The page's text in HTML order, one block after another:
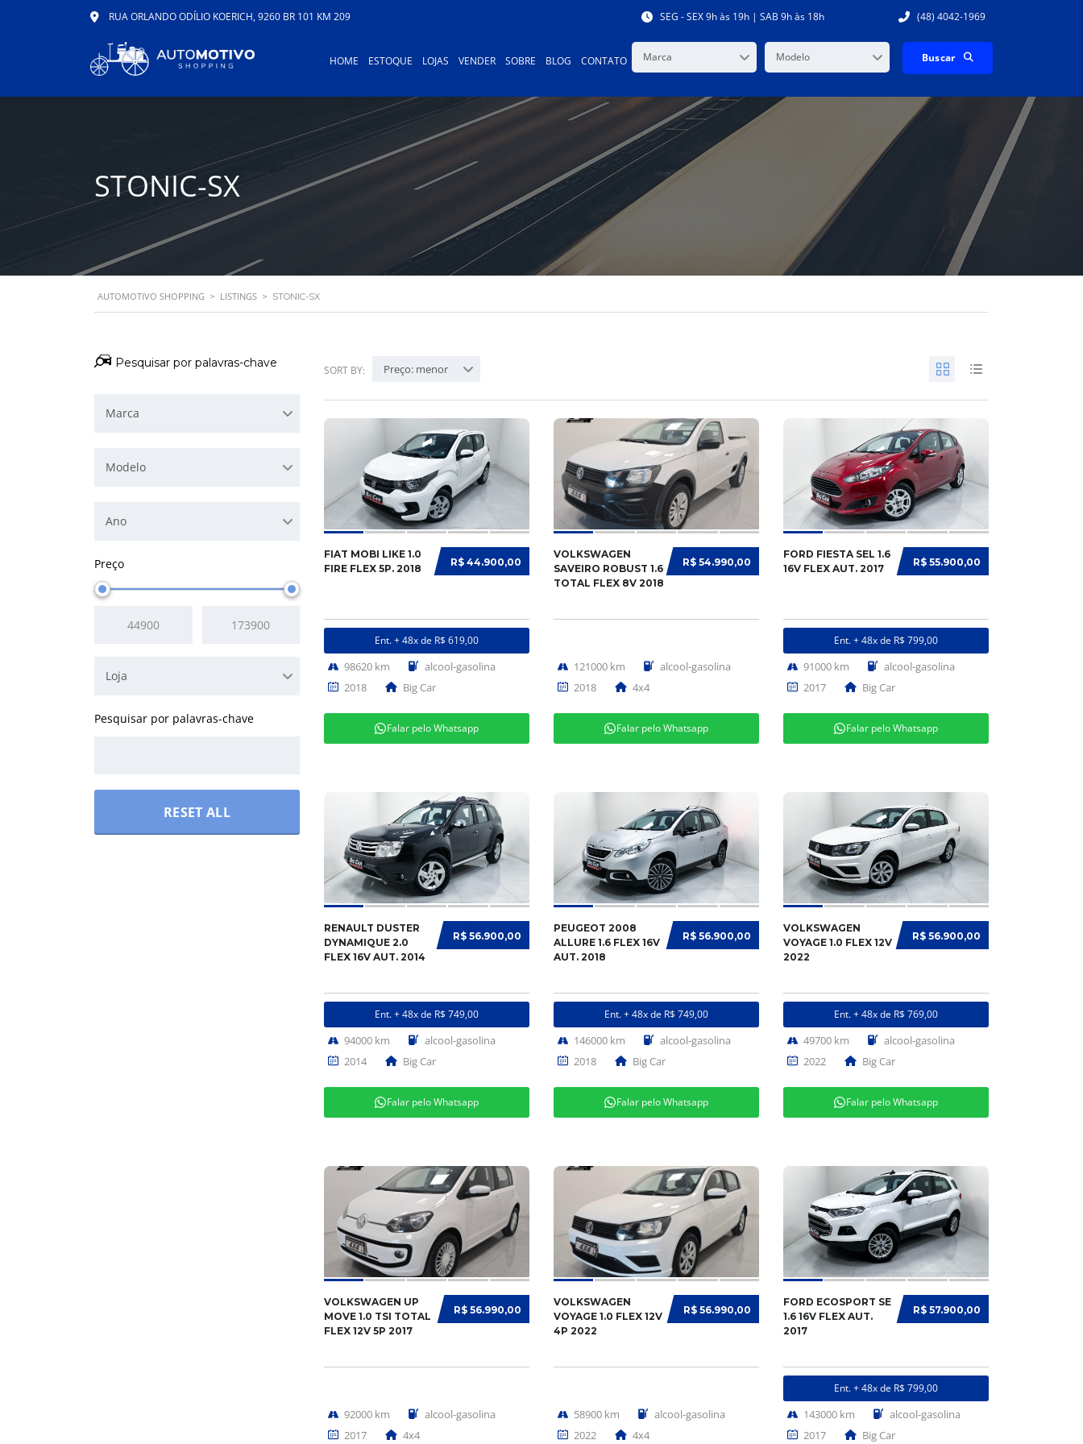
RUA ORLANDO ODÍLIO KOERICH, 9260 BR 101 KM 209 SEG - SEX 9h às 19h | SAB 9h às 18h (48) 4042-1969
HOME ESTOQUE LOJAS VENDER SOBRE BLOG CONTATO Marca Modelo Buscar
STONIC-SX
AUTOMOTIVO SHOPPING > LISTINGS > STONIC-SX
Marca
Modelo
Ano
Preço
Loja
RESET ALL
SORT BY: Preço: menor
R$ 44.900,00
FIAT MOBI LIKE 1.0
FIRE FLEX 5P. 2018
Ent. + 48x de R$ 619,00
98620 km
alcool-gasolina
2018
Big Car
Falar pelo Whatsapp
R$ 54.990,00
VOLKSWAGEN
SAVEIRO ROBUST 1.6
TOTAL FLEX 8V 2018
121000 km
alcool-gasolina
2018
4x4
Falar pelo Whatsapp
R$ 55.900,00
FORD FIESTA SEL 1.6
16V FLEX AUT. 2017
Ent. + 48x de R$ 799,00
91000 km
alcool-gasolina
2017
Big Car
Falar pelo Whatsapp
R$ 56.900,00
RENAULT DUSTER
DYNAMIQUE 2.0
FLEX 16V AUT. 2014
Ent. + 48x de R$ 749,00
94000 km
alcool-gasolina
2014
Big Car
Falar pelo Whatsapp
R$ 56.900,00
PEUGEOT 2008
ALLURE 1.6 FLEX 16V
AUT. 2018
Ent. + 48x de R$ 749,00
146000 km
alcool-gasolina
2018
Big Car
Falar pelo Whatsapp
R$ 56.900,00
VOLKSWAGEN
VOYAGE 1.0 FLEX 12V
2022
Ent. + 48x de R$ 769,00
49700 km
alcool-gasolina
2022
Big Car
Falar pelo Whatsapp
R$ 56.990,00
VOLKSWAGEN UP
MOVE 1.0 TSI TOTAL
FLEX 12V 5P 2017
92000 km
alcool-gasolina
2017
4x4
R$ 56.990,00
VOLKSWAGEN
VOYAGE 1.0 FLEX 12V
4P 2022
58900 km
alcool-gasolina
2022
4x4
R$ 57.900,00
FORD ECOSPORT SE
1.6 16V FLEX AUT.
2017
Ent. + 48x de R$ 799,00
143000 km
alcool-gasolina
2017
Big Car